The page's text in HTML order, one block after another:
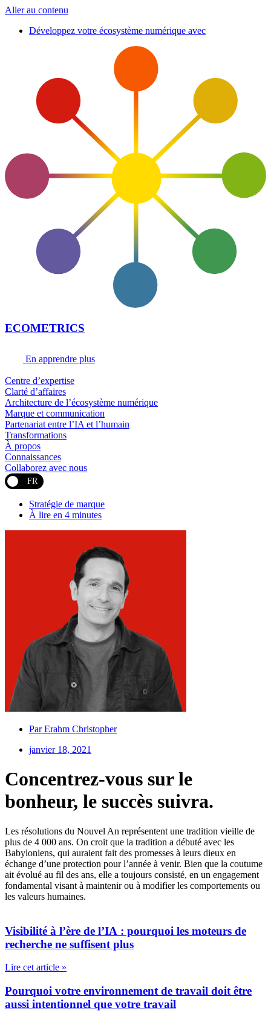
Aller au contenu
Développez votre écosystème numérique avec
ECOMETRICS
En apprendre plus
Centre d’expertise
Clarté d’affaires
Architecture de l’écosystème numérique
Marque et communication
Partenariat entre l’IA et l’humain
Transformations
À propos
Connaissances
Collaborez avec nous
FR
Stratégie de marque
À lire en 4 minutes
ParErahm Christopher
janvier 18, 2021
Concentrez-vous sur le
bonheur, le succès suivra.
Les résolutions du Nouvel An représentent une tradition vieille de
plus de 4 000 ans. On croit que la tradition a débuté avec les
Babyloniens, qui auraient fait des promesses à leurs dieux en
échange d’une protection pour l’année à venir. Bien que la coutume
ait évolué au fil des ans, elle a toujours consisté, en un engagement
fondamental visant à maintenir ou à modifier les comportements ou
les valeurs humaines.
Visibilité à l’ère de l’IA : pourquoi les moteurs de
recherche ne suffisent plus
Lire cet article »
Pourquoi votre environnement de travail doit être
aussi intentionnel que votre travail